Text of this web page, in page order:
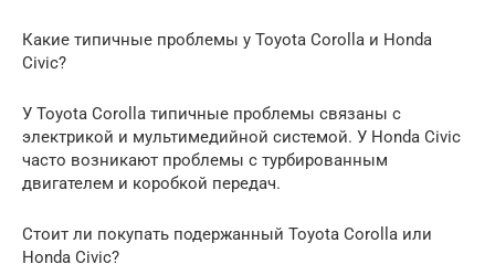
Какие типичные проблемы у Toyota Corolla и Honda
Civic?
У Toyota Corolla типичные проблемы связаны с
электрикой и мультимедийной системой. У Honda Civic
часто возникают проблемы с турбированным
двигателем и коробкой передач.
Стоит ли покупать подержанный Toyota Corolla или
Honda Civic?